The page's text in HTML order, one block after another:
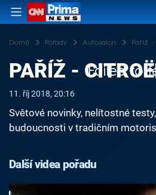
Domů Pořady Autosalon Paříž -
Failed to
PAŘÍŽ -
11. říj 2018, 20:16
Světové novinky, nelítostné
budoucnosti v tradičním
Další videa pořadu